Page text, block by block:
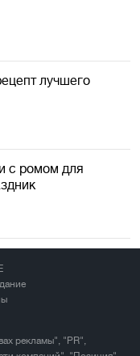
лучшего
с ромом для
рекламы", "PR",